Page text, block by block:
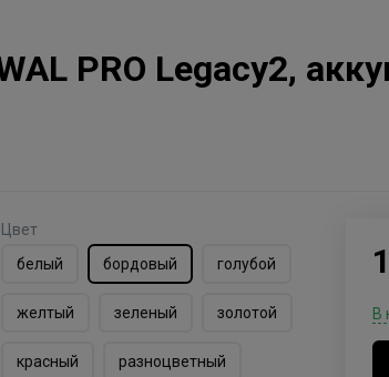
PRO Legacy2,
Цвет
белый
бордовый голубой
желтый зеленый золотой
красный разноцветный
В